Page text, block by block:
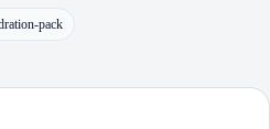
pack